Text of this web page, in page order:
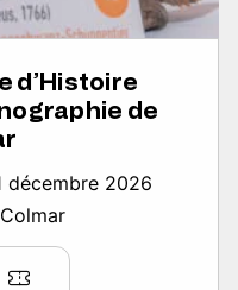
d’Histoire
de
décembre 2026